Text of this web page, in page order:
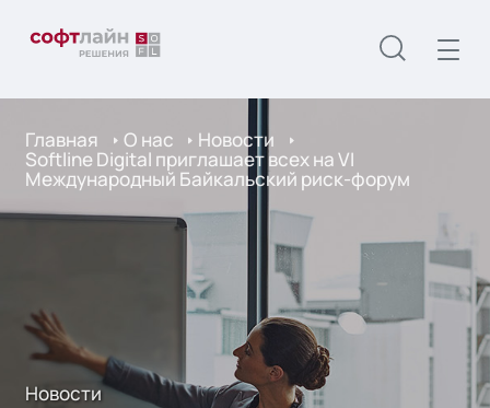
Главная О нас Новости
Softline Digital приглашает всех на VI
Международный Байкальский риск-форум
Новости